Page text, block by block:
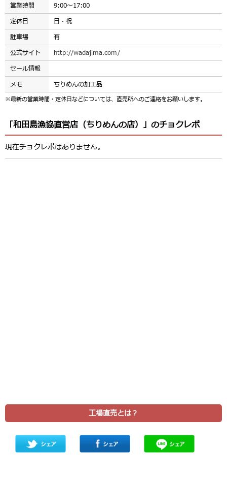
営業時間
9:00～17:00
定休日
日・祝
駐車場
有
公式サイト
http://wadajima.com/
セール情報
メモ
ちりめんの加工品
※最新の営業時間・定休日などについては、直売所へのご連絡をお願いします。
「和田島漁協直営店（ちりめんの店）」のチョクレポ
現在チョクレポはありません。
工場直売とは？